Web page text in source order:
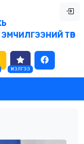
ТӨВ
ҮНЭЛГЭЭ